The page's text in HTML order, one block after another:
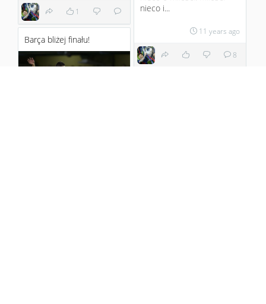
1
nieco i...
11 years ago
8
Barça bliżej finału!